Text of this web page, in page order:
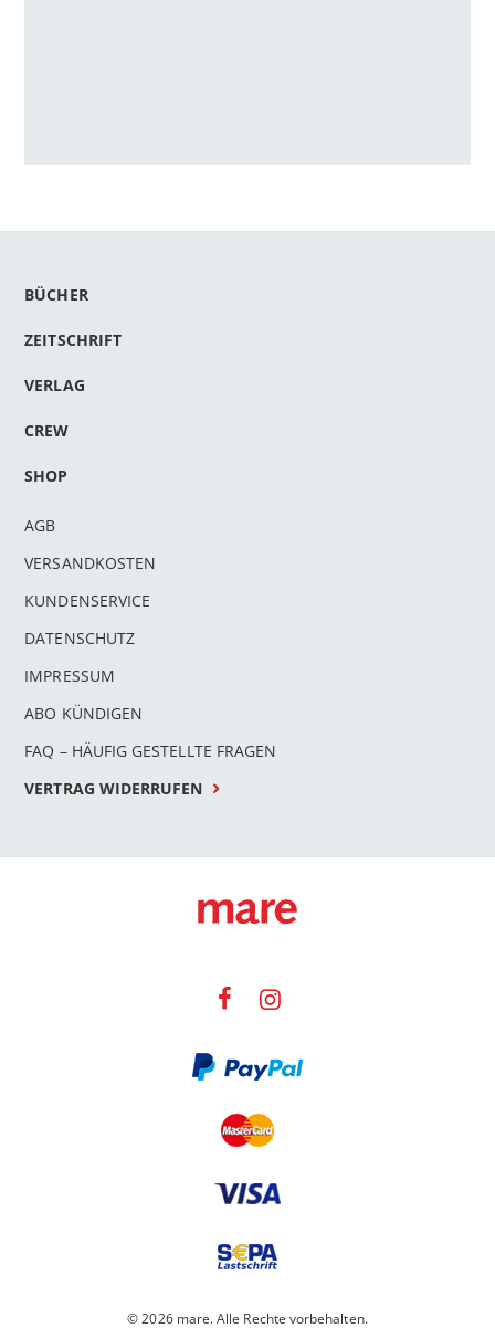
BÜCHER
ZEITSCHRIFT
VERLAG
CREW
SHOP
AGB
VERSANDKOSTEN
KUNDENSERVICE
DATENSCHUTZ
IMPRESSUM
ABO KÜNDIGEN
FAQ – HÄUFIG GESTELLTE FRAGEN
VERTRAG WIDERRUFEN
© 2026 mare. Alle Rechte vorbehalten.